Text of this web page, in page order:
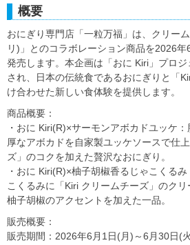
概要
おにぎり専門店「一粒万福」は、クリー
リ)」とのコラボレーション商品を2026
発売します。本企画は「おに Kiri」プロ
され、日本の伝統食であるおにぎりと「
け合わせた新しい食体験を提供します。
商品概要：
・おに Kiri(R)×サーモンアボカドユッケ
厚なアボカドを自家製ユッケソースで仕
ズ」のコクを加えた贅沢なおにぎり。
・おに Kiri(R)×柚子胡椒香るじゃこくる
こくるみに「Kiri クリームチーズ」のクリ
柚子胡椒のアクセントを加えた一品。
販売概要：
販売期間：2026年6月1日(月)～6月30日(